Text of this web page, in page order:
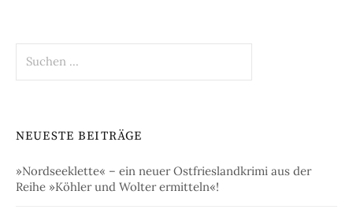
nach:
NEUESTE BEITRÄGE
»Nordseeklette« – ein neuer Ostfrieslandkrimi aus der
Reihe »Köhler und Wolter ermitteln«!